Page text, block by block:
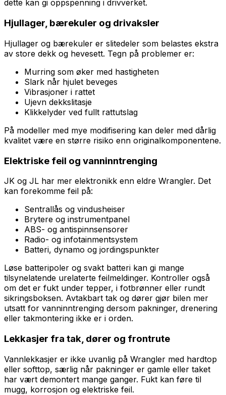
dette kan gi oppspenning i drivverket.
Hjullager, bærekuler og drivaksler
Hjullager og bærekuler er slitedeler som belastes ekstra
av store dekk og hevesett. Tegn på problemer er:
Murring som øker med hastigheten
Slark når hjulet beveges
Vibrasjoner i rattet
Ujevn dekkslitasje
Klikkelyder ved fullt rattutslag
På modeller med mye modifisering kan deler med dårlig
kvalitet være en større risiko enn originalkomponentene.
Elektriske feil og vanninntrenging
JK og JL har mer elektronikk enn eldre Wrangler. Det
kan forekomme feil på:
Sentrallås og vindusheiser
Brytere og instrumentpanel
ABS- og antispinnsensorer
Radio- og infotainmentsystem
Batteri, dynamo og jordingspunkter
Løse batteripoler og svakt batteri kan gi mange
tilsynelatende urelaterte feilmeldinger. Kontroller også
om det er fukt under tepper, i fotbrønner eller rundt
sikringsboksen. Avtakbart tak og dører gjør bilen mer
utsatt for vanninntrenging dersom pakninger, drenering
eller takmontering ikke er i orden.
Lekkasjer fra tak, dører og frontrute
Vannlekkasjer er ikke uvanlig på Wrangler med hardtop
eller softtop, særlig når pakninger er gamle eller taket
har vært demontert mange ganger. Fukt kan føre til
mugg, korrosjon og elektriske feil.